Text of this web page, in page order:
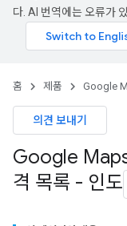
다. AI 번역에는 오류가
홈 제품 Google
의견 보내기
Google
격 목록 - 인도